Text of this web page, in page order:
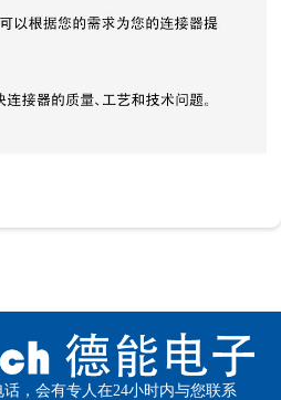
，会有专人在24小时内与您联系